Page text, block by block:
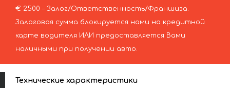
€ 2500 – Залог/Ответственность/Франшиза.
Залоговая сумма блокируется нами на кредитной
карте водителя ИЛИ предоставляется Вами
наличными при получении авто.
Технические характеристики